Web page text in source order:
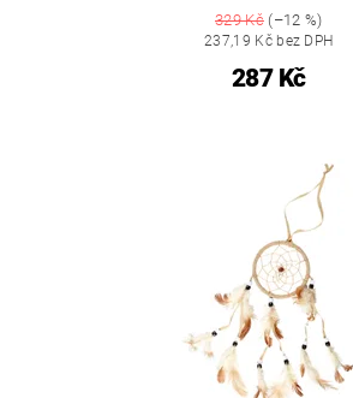
329 Kč(–12 %)
237,19 Kč bez DPH
287 Kč